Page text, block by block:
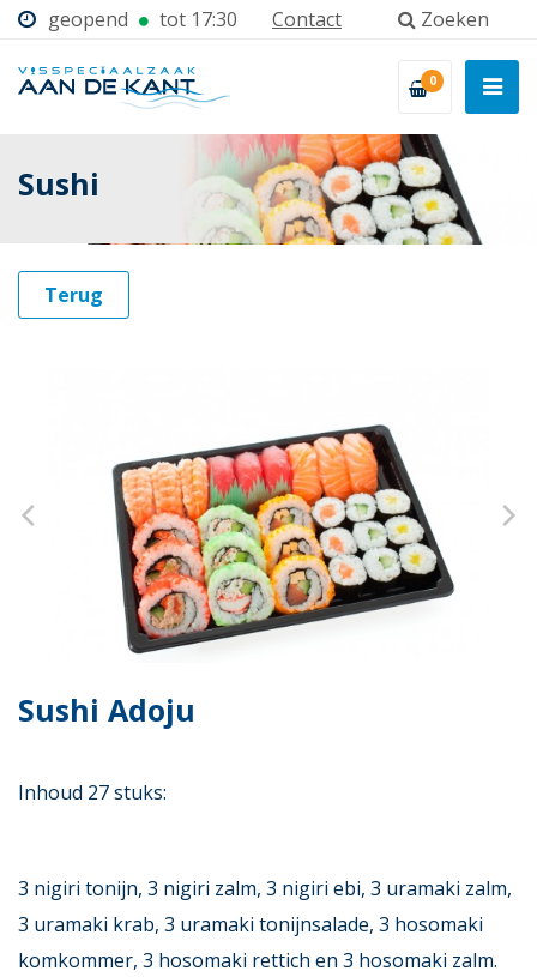
geopend tot 17:30 Contact Zoeken
0
Sushi
Terug
Sushi Adoju
Inhoud 27 stuks:
3 nigiri tonijn, 3 nigiri zalm, 3 nigiri ebi, 3 uramaki zalm,
3 uramaki krab, 3 uramaki tonijnsalade, 3 hosomaki
komkommer, 3 hosomaki rettich en 3 hosomaki zalm.